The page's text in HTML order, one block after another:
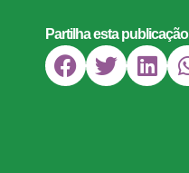
Partilha esta publicação